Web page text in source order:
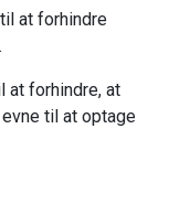
at forhindre
at forhindre, at
til at optage